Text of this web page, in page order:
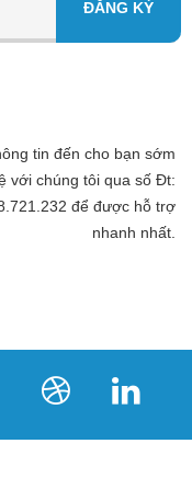
tin đến cho bạn sớm
với chúng tôi qua số Đt:
để được hỗ trợ
nhanh nhất.